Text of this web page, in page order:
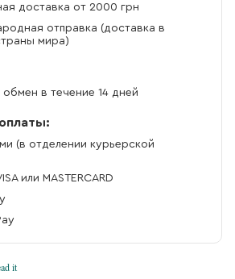
доставка от 2000 грн
отправка (доставка в
мира)
обмен в течение 14 дней
(в отделении курьерской
или MASTERCARD